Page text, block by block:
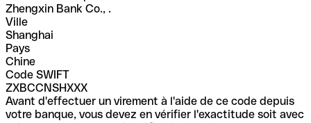
Zhengxin Bank Co., .
Ville
Shanghai
Pays
Chine
Code SWIFT
ZXBCCNSHXXX
Avant d'effectuer un virement à l'aide de ce code depuis
votre banque, vous devez en vérifier l'exactitude soit avec